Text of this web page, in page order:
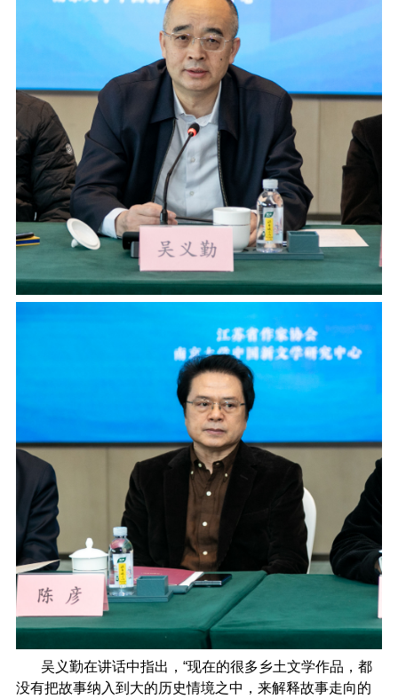
吴义勤在讲话中指出，“现在的很多乡土文学作品，都
没有把故事纳入到大的历史情境之中，来解释故事走向的